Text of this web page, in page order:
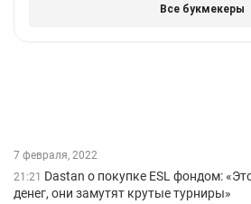
7 февраля, 2022
21:21 Dastan о покупке ESL фондом:
денег, они замутят крутые турниры»